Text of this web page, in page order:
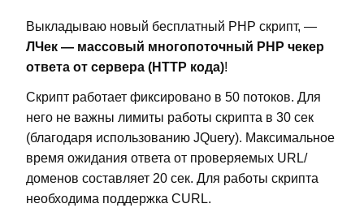
Выкладываю новый бесплатный PHP скрипт, —
ЛЧек — массовый многопоточный PHP чекер
ответа от сервера (HTTP кода)!
Скрипт работает фиксировано в 50 потоков. Для
него не важны лимиты работы скрипта в 30 сек
(благодаря использованию JQuery). Максимальное
время ожидания ответа от проверяемых URL/
доменов составляет 20 сек. Для работы скрипта
необходима поддержка CURL.